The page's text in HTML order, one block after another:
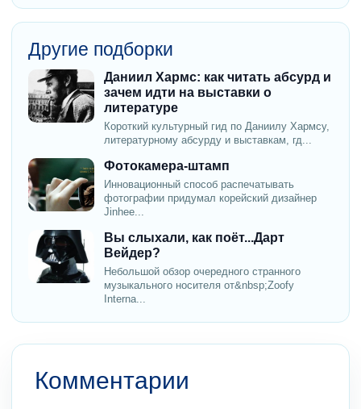
Другие подборки
Даниил Хармс: как читать абсурд и
зачем идти на выставки о
литературе
Короткий культурный гид по Даниилу Хармсу,
литературному абсурду и выставкам, гд...
Фотокамера-штамп
Инновационный способ распечатывать
фотографии придумал корейский дизайнер
Jinhee...
Вы слыхали, как поёт...Дарт
Вейдер?
Небольшой обзор очередного странного
музыкального носителя от&nbsp;Zoofy
Interna...
Комментарии